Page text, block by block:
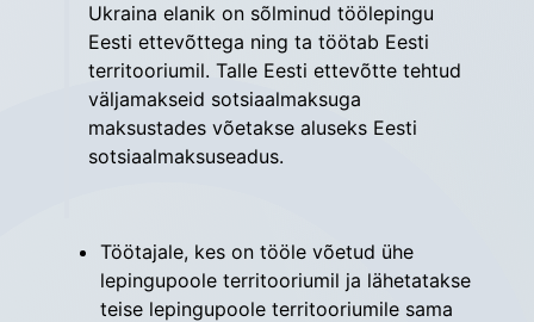
Ukraina elanik on sõlminud töölepingu
Eesti ettevõttega ning ta töötab Eesti
territooriumil. Talle Eesti ettevõtte tehtud
väljamakseid sotsiaalmaksuga
maksustades võetakse aluseks Eesti
sotsiaalmaksuseadus.
Töötajale, kes on tööle võetud ühe
lepingupoole territooriumil ja lähetatakse
teise lepingupoole territooriumile sama